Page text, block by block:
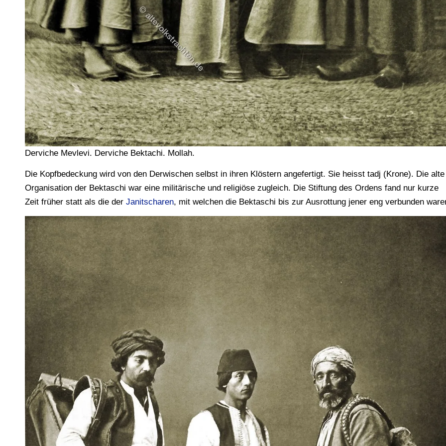
Derviche Mevlevi. Derviche Bektachi. Mollah.
Die Kopfbedeckung wird von den Derwischen selbst in ihren Klöstern angefertigt. Sie heisst tadj (Krone). Die alte
Organisation der Bektaschi war eine militärische und religiöse zugleich. Die Stiftung des Ordens fand nur kurze
Zeit früher statt als die der Janitscharen, mit welchen die Bektaschi bis zur Ausrottung jener eng verbunden